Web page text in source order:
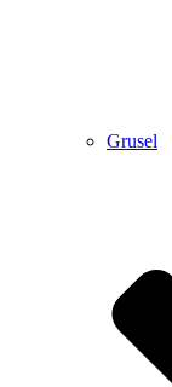
Grusel